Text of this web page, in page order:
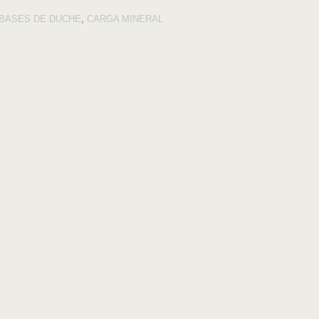
BASES DE DUCHE, CARGA MINERAL